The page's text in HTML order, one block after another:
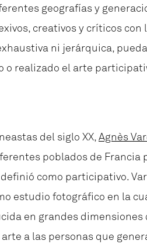
geografías y
creativos y críticos con
ni jerárquica,
o realizado el arte
del siglo XX,Agnès
poblados de Francia
como participativo.
estudio fotográfico en la
en grandes
a las personas que